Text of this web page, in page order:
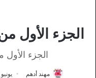
الجزء الأول
الجزء
مهند أدهم يونيو 5, 2022